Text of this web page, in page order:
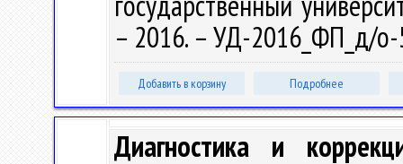
– 2016. – УД-2016_ФП_д/
Добавить в корзину Подробнее
Диагностика и